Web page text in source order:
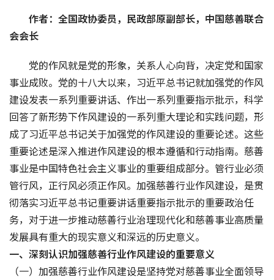
作者：全国政协委员，民政部原副部长，中国慈善联合
会会长
党的作风就是党的形象，关系人心向背，决定党和国家
事业成败。党的十八大以来，习近平总书记就加强党的作风
建设发表一系列重要讲话、作出一系列重要指示批示，科学
回答了新形势下作风建设的一系列重大理论和实践问题，形
成了习近平总书记关于加强党的作风建设的重要论述。这些
重要论述是深入推进作风建设的根本遵循和行动指南。慈善
事业是中国特色社会主义事业的重要组成部分。管行业必须
管行风，正行风必须正作风。加强慈善行业作风建设，是贯
彻落实习近平总书记重要讲话重要指示批示的重要政治任
务，对于进一步推动慈善行业治理现代化和慈善事业高质量
发展具有重大的现实意义和深远的历史意义。
一、深刻认识加强慈善行业作风建设的重要意义
（一）加强慈善行业作风建设是坚持党对慈善事业全面领导